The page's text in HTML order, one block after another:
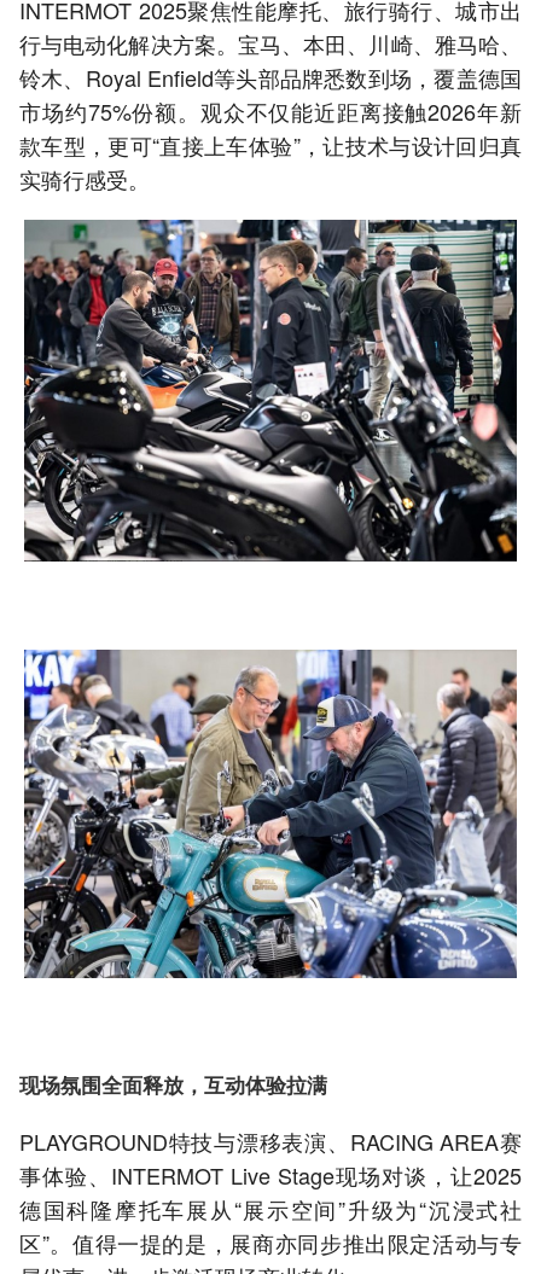
INTERMOT 2025聚焦性能摩托、旅行骑行、城市出
行与电动化解决方案。宝马、本田、川崎、雅马哈、
铃木、Royal Enfield等头部品牌悉数到场，覆盖德国
市场约75%份额。观众不仅能近距离接触2026年新
款车型，更可“直接上车体验”，让技术与设计回归真
实骑行感受。
现场氛围全面释放，互动体验拉满
PLAYGROUND特技与漂移表演、RACING AREA赛
事体验、INTERMOT Live Stage现场对谈，让2025
德国科隆摩托车展从“展示空间”升级为“沉浸式社
区”。值得一提的是，展商亦同步推出限定活动与专